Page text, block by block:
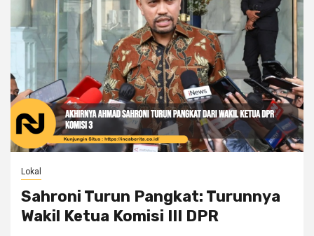
Lokal
Sahroni Turun Pangkat: Turunnya
Wakil Ketua Komisi III DPR